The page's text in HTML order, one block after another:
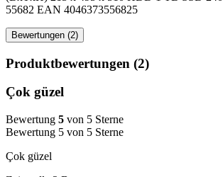
55682 EAN 4046373556825
Bewertungen (2)
Produktbewertungen (2)
Çok güzel
Bewertung 5 von 5 Sterne
Bewertung 5 von 5 Sterne
Çok güzel